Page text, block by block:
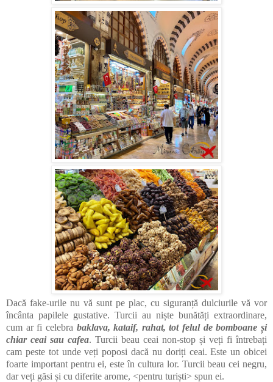
Dacă fake-urile nu vă sunt pe plac, cu siguranță dulciurile vă vor
încânta papilele gustative. Turcii au niște bunătăți extraordinare,
cum ar fi celebra baklava, kataif, rahat, tot felul de bomboane și
chiar ceai sau cafea. Turcii beau ceai non-stop și veți fi întrebați
cam peste tot unde veți poposi dacă nu doriți ceai. Este un obicei
foarte important pentru ei, este în cultura lor. Turcii beau cei negru,
dar veți găsi și cu diferite arome, <pentru turiști> spun ei.